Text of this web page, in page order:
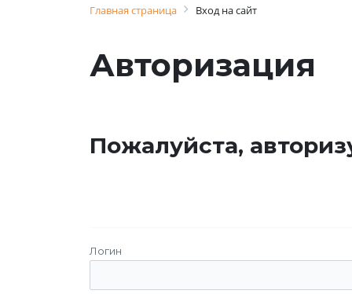
Главная страница Вход на сайт
Авторизация
Пожалуйста,
Логин